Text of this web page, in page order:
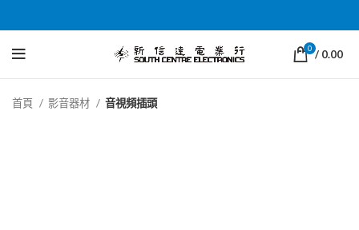
0 / 0.00
首頁 影音器材 音視頻插頭